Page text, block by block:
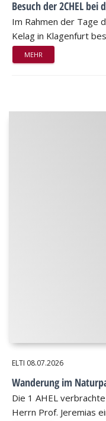
Besuch der 2CHEL bei
Im Rahmen der Tage
Kelag in Klagenfurt
MEHR
ELTI 08.07.2026
Wanderung im
Die 1 AHEL
Herrn Prof. Jeremias